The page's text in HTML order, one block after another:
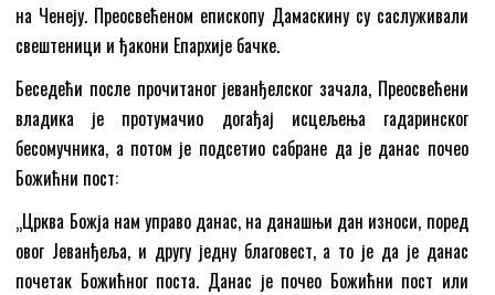
на Ченеју. Преосвећеном eпископу Дамаскину су саслуживали
свештеници и ђакони Епархије бачке.
Беседећи после прочитаног јеванђелског зачала, Преосвећени
владика је протумачио догађај исцељења гадаринског
бесомучника, а потом је подсетио сабране да је данас почео
Божићни пост:
„Црква Божја нам управо данас, на данашњи дан износи, поред
овог Јеванђеља, и другу једну благовест, а то је да је данас
почетак Божићног поста. Данас је почео Божићни пост или